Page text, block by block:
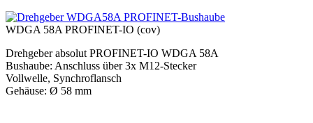
WDGA 58A PROFINET-IO (cov)
Drehgeber absolut PROFINET-IO WDGA 58A
Bushaube: Anschluss über 3x M12-Stecker
Vollwelle, Synchroflansch
Gehäuse: Ø 58 mm